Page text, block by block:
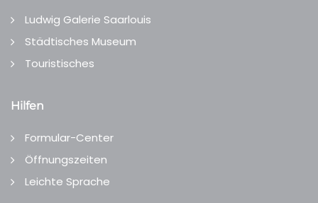
Ludwig Galerie Saarlouis
Städtisches Museum
Touristisches
Hilfen
Formular-Center
Öffnungszeiten
Leichte Sprache